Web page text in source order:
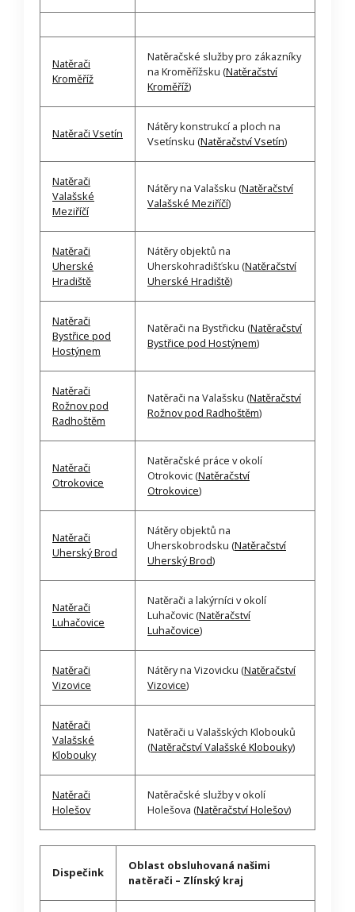
Natěrači
Kroměříž
Natěračské služby pro zákazníky
na Kroměřížsku (Natěračství
Kroměříž)
Natěrači Vsetín
Nátěry konstrukcí a ploch na
Vsetínsku (Natěračství Vsetín)
Natěrači
Valašské
Meziříčí
Nátěry na Valašsku (Natěračství
Valašské Meziříčí)
Natěrači
Uherské
Hradiště
Nátěry objektů na
Uherskohradišťsku (Natěračství
Uherské Hradiště)
Natěrači
Bystřice pod
Hostýnem
Natěrači na Bystřicku (Natěračství
Bystřice pod Hostýnem)
Natěrači
Rožnov pod
Radhoštěm
Natěrači na Valašsku (Natěračství
Rožnov pod Radhoštěm)
Natěrači
Otrokovice
Natěračské práce v okolí
Otrokovic (Natěračství
Otrokovice)
Natěrači
Uherský Brod
Nátěry objektů na
Uherskobrodsku (Natěračství
Uherský Brod)
Natěrači
Luhačovice
Natěrači a lakýrníci v okolí
Luhačovic (Natěračství
Luhačovice)
Natěrači
Vizovice
Nátěry na Vizovicku (Natěračství
Vizovice)
Natěrači
Valašské
Klobouky
Natěrači u Valašských Klobouků
(Natěračství Valašské Klobouky)
Natěrači
Holešov
Natěračské služby v okolí
Holešova (Natěračství Holešov)
Dispečink
Oblast obsluhovaná našimi
natěrači – Zlínský kraj